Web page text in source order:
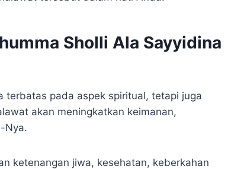
Sholli Ala Sayyidina
terbatas pada aspek spiritual, tetapi juga
akan meningkatkan keimanan,
Nya.
ketenangan jiwa, kesehatan, keberkahan